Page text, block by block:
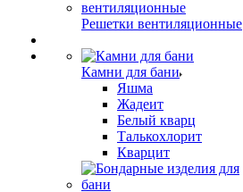
Решетки вентиляционные
Камни для бани
Яшма
Жадеит
Белый кварц
Талькохлорит
Кварцит